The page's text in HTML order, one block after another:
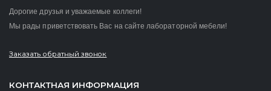
Дорогие друзья и уважаемые коллеги!
Мы рады приветствовать Вас на сайте лабораторной мебели!
Заказать обратный звонок
КОНТАКТНАЯ ИНФОРМАЦИЯ